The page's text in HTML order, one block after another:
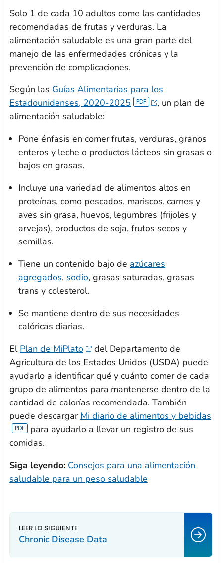
Solo 1 de cada 10 adultos come las cantidades
recomendadas de frutas y verduras. La
alimentación saludable es una gran parte del
manejo de las enfermedades crónicas y la
prevención de complicaciones.
Según las Guías Alimentarias para los
Estadounidenses, 2020-2025
, un plan de
alimentación saludable:
Pone énfasis en comer frutas, verduras, granos
enteros y leche o productos lácteos sin grasas o
bajos en grasas.
Incluye una variedad de alimentos altos en
proteínas, como pescados, mariscos, carnes y
aves sin grasa, huevos, legumbres (frijoles y
arvejas), productos de soja, frutos secos y
semillas.
Tiene un contenido bajo de azúcares
agregados, sodio, grasas saturadas, grasas
trans y colesterol.
Se mantiene dentro de sus necesidades
calóricas diarias.
El Plan de MiPlato
del Departamento de
Agricultura de los Estados Unidos (USDA) puede
ayudarlo a identificar qué y cuánto comer de cada
grupo de alimentos para mantenerse dentro de la
cantidad de calorías recomendada. También
puede descargar Mi diario de alimentos y bebidas
para ayudarlo a llevar un registro de sus
comidas.
Siga leyendo: Consejos para una alimentación
saludable para un peso saludable
Chronic Disease Data